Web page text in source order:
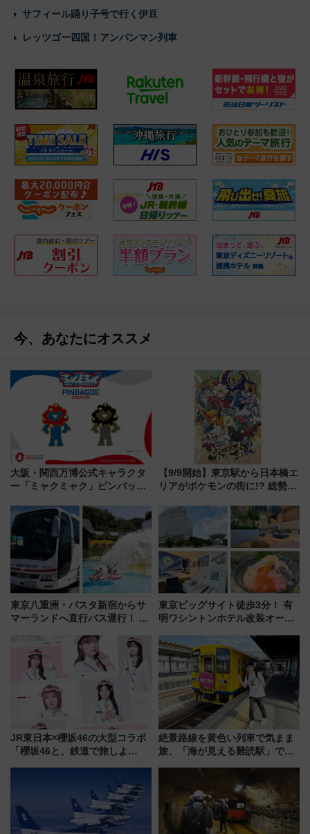
サフィール踊り子号で行く伊豆
レッツゴー四国！アンパンマン列車
今、あなたにオススメ
大阪・関西万博公式キャラクタ
ー「ミャクミャク」ピンバッジ
中旬発売
【9/9開始】東京駅から日本橋エ
リアがポケモンの街に!? 総勢
リサーチ」本格謎解き・グッズ
情報まとめ
東京八重洲・バスタ新宿からサ
マーランドへ直行バス運行！ お
推し活を楽しもう！（2026年
8/1～31）
東京ビッグサイト徒歩3分！ 有
明ワシントンホテル改装オープ
客室」や海鮮丼が人気の朝食ビ
ュッフェを現地レポ
JR東日本×櫻坂46の大型コラボ
「櫻坂46と、鉄道で旅しよ
絶景路線を黄色い列車で気まま
旅、「海が見える難読駅」で幸
「新・鉄道ひとり旅」279回目
の舞台は「島原鉄道」